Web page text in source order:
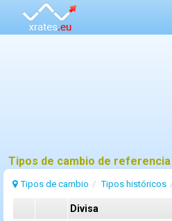
Tipos de cambio Tipos históricos
Divisa